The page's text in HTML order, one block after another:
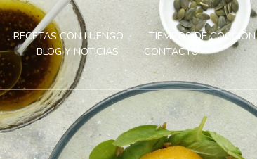
RECETAS CON LUENGO TIEMPOS DE COCCIÓN
BLOG Y NOTICIAS
CONTACTO